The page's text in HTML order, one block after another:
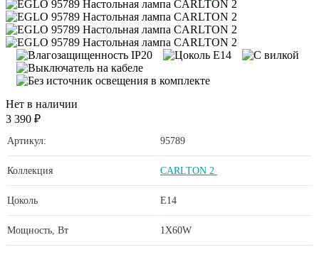
Нет в наличии
3 390 ₽
Артикул: 95789
Коллекция CARLTON 2
Цоколь E14
Мощность, Вт 1X60W